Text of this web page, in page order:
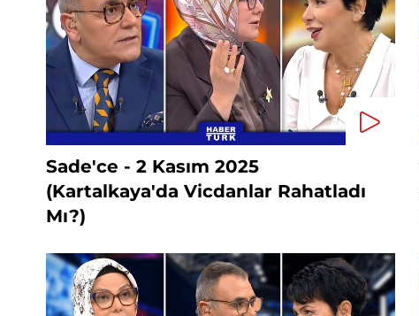
Sade'ce - 2 Kasım 2025
(Kartalkaya'da Vicdanlar Rahatladı
Mı?)